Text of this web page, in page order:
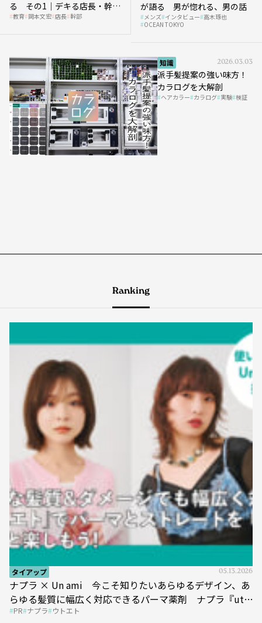
る その1｜デキる店長・幹部
の「任せ方」
教育 岡本文宏 店長 幹部
が語る 男が惚れる、男の話
メンズ インタビュー 高木琢也
OCEAN TOKYO
知識 2026.03.03
派手髪提案の強い味方！
カラログを大解剖
ヘアカラー カラログ 実験 検証
Ranking
タイアップ 05.13.2026
ナプラ × Un ami 今こそ知りたいあらゆるデザイン、あ
らゆる髪質に幅広く対応できるパーマ薬剤 ナプラ『ut-
et』
PR ナプラ ウトエト